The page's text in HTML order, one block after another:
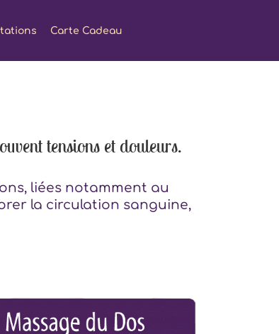
Carte Cadeau
tensions et douleurs.
liées notamment au
la circulation sanguine,